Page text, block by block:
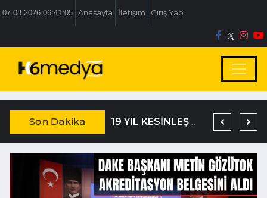
07.08.2026 06:41:06 Anasayfa İletişim Giriş Yap
Son Dakika 19 YIL KESİNLEŞMİŞ HAPİS CEZASIYLA ARANIYORDU